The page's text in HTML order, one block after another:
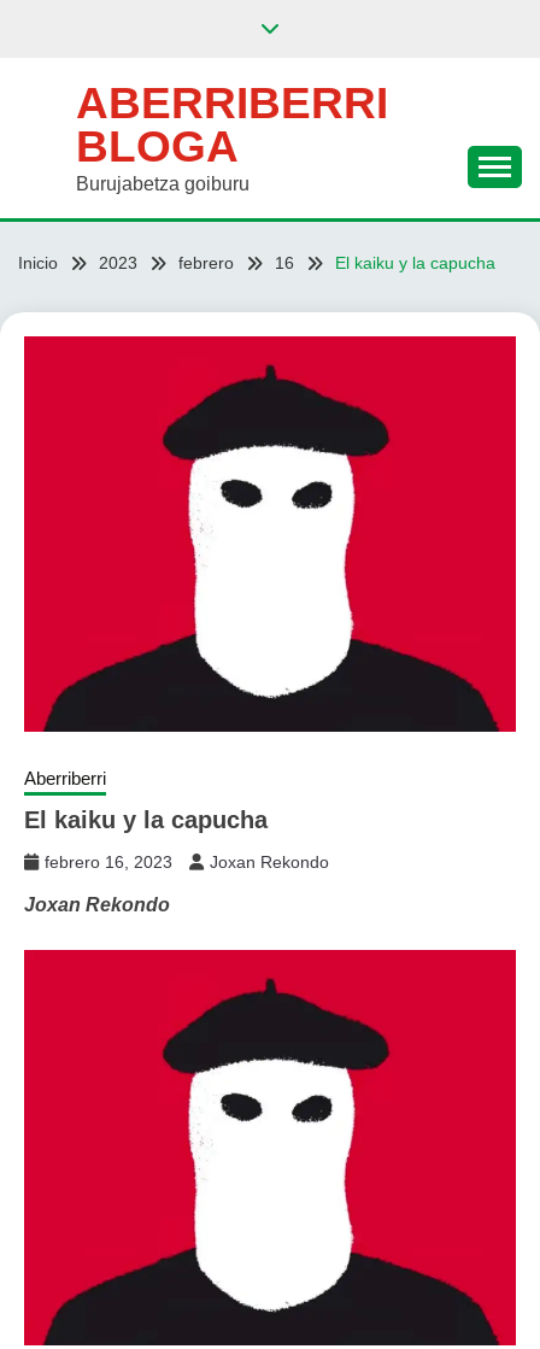
ABERRIBERRI
BLOGA
Burujabetza goiburu
Inicio 2023 febrero 16 El kaiku y la capucha
Aberriberri
El kaiku y la capucha
febrero 16, 2023 Joxan Rekondo
Joxan Rekondo